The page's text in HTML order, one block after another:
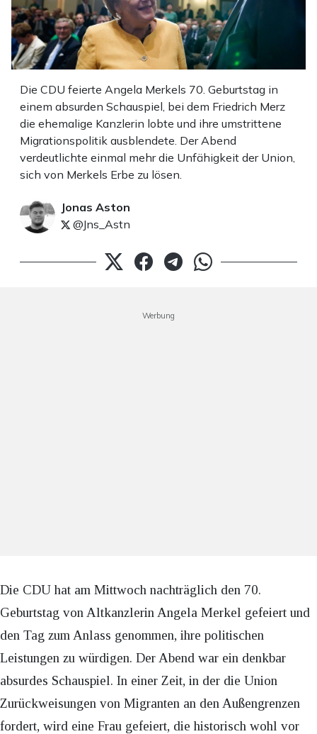
Die CDU feierte Angela Merkels 70. Geburtstag in
einem absurden Schauspiel, bei dem Friedrich Merz
die ehemalige Kanzlerin lobte und ihre umstrittene
Migrationspolitik ausblendete. Der Abend
verdeutlichte einmal mehr die Unfähigkeit der Union,
sich von Merkels Erbe zu lösen.
Jonas Aston
@Jns_Astn
Werbung
Die CDU hat am Mittwoch nachträglich den 70.
Geburtstag von Altkanzlerin Angela Merkel gefeiert und
den Tag zum Anlass genommen, ihre politischen
Leistungen zu würdigen. Der Abend war ein denkbar
absurdes Schauspiel. In einer Zeit, in der die Union
Zurückweisungen von Migranten an den Außengrenzen
fordert, wird eine Frau gefeiert, die historisch wohl vor